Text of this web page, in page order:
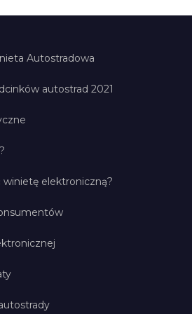
Autostradowa
autostrad 2021
winietę elektroniczną?